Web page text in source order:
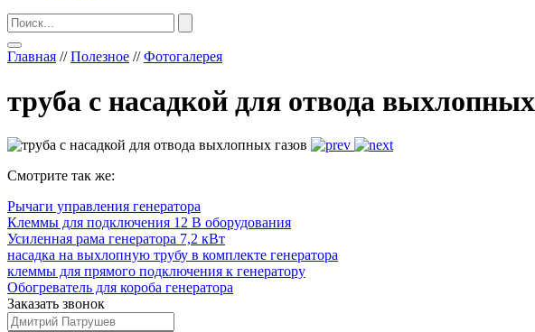
Главная //Полезное //Фотогалерея
труба с насадкой для отвода
Смотрите так же:
Рычаги управления генератора
Клеммы для подключения 12 В оборудования
Усиленная рама генератора 7,2 кВт
насадка на выхлопную трубу в комплекте генератора
клеммы для прямого подключения к генератору
Обогреватель для короба генератора
Заказать звонок